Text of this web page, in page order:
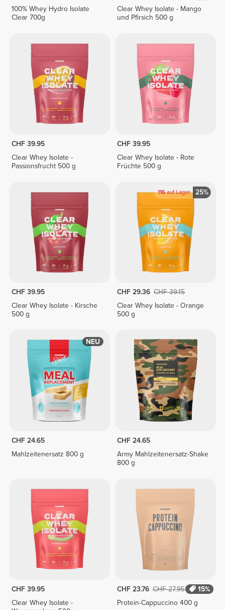
100% Whey Hydro Isolate
Clear 700g
Clear Whey Isolate - Mango
und Pfirsich 500 g
CHF 39.95
Clear Whey Isolate -
Passionsfrucht 500 g
CHF 39.95
Clear Whey Isolate - Rote
Früchte 500 g
CHF 39.95
Clear Whey Isolate - Kirsche
500 g
116auf Lager 25%
CHF 29.36 CHF 39.15
Clear Whey Isolate - Orange
500 g
NEU
CHF 24.65
Mahlzeitenersatz 800 g
CHF 24.65
Army Mahlzeitenersatz-Shake
800 g
CHF 39.95
Clear Whey Isolate -
CHF 23.76 CHF 27.95
15%
Protein-Cappuccino 400 g